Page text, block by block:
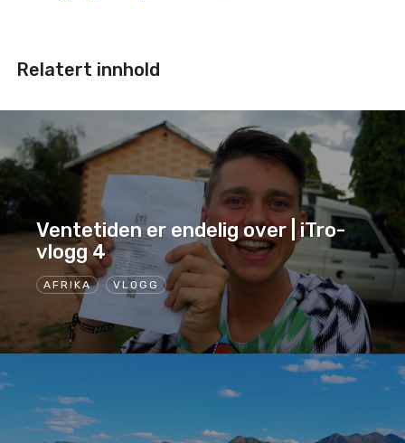
Relatert innhold
AFRIKA VLOGG
Ventetiden er endelig over | iTro-
vlogg 4